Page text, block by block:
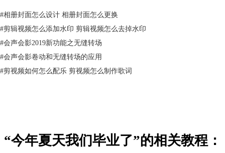
毕业季视频制作教程
毕业季视频制作软件：会声会影X10。
一、素材准备
视频素材：光效素材、遮罩素材、摄像效果视频素材。
音乐素材：许飞《夏天的味道》
1）将图片导入ps软件，按比例截取中间部分，截图的部分和图片部分重
#相册封面怎么设计 相册封面怎么更换
#剪辑视频怎么添加水印 剪辑视频怎么去掉水印
#会声会影2019新功能之无缝转场
#会声会影卷动和无缝转场的应用
#剪视频如何怎么配乐 剪视频怎么制作歌词
“今年夏天我们毕业了”的相关教程：